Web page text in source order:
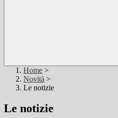
Home >
Novità >
Le notizie
Le notizie